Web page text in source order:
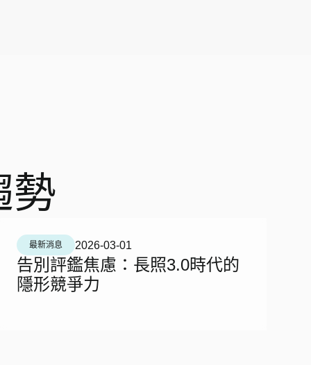
勢
最新消息 2026-03-01
告別評鑑焦慮：長照3.0時代的
隱形競爭力